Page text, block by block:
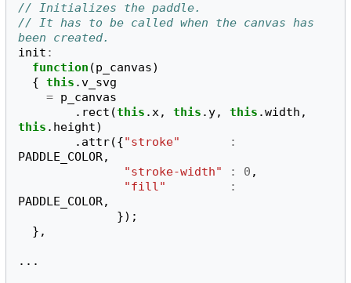
// Initializes the paddle.
// It has to be called when the canvas has
been created.
init :
function (p_canvas)
{ this .v_svg
= p_canvas
. rect (this .x, this . y, this .width ,
this . height)
. attr({"stroke"
:
PADDLE_COLOR,
"stroke-width"
: 0 ,
"fill"
:
PADDLE_COLOR,
});
},
...